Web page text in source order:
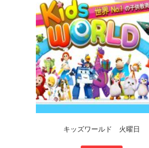
キッズワールド 火曜日